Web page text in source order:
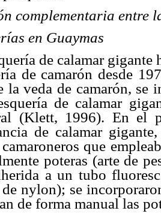
complementaria entre
en Guaymas
de calamar gigante
de camarón desde
la veda de camarón, se
de calamar
(Klett, 1996). En el
de calamar
que
poteras (arte de
a un tubo
de nylon); se
de forma manual las